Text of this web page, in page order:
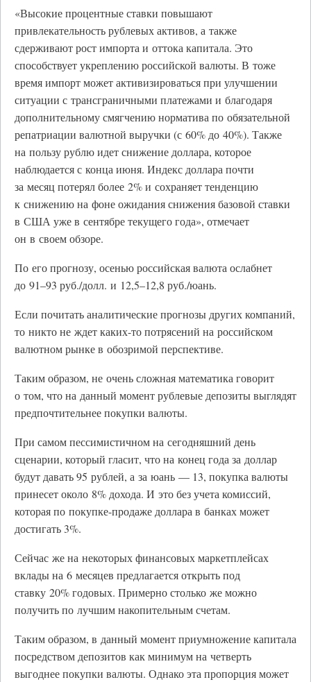
«Высокие процентные ставки повышают
привлекательность рублевых активов, а также
сдерживают рост импорта и оттока капитала. Это
способствует укреплению российской валюты. В тоже
время импорт может активизироваться при улучшении
ситуации с трансграничными платежами и благодаря
дополнительному смягчению норматива по обязательной
репатриации валютной выручки (с 60% до 40%). Также
на пользу рублю идет снижение доллара, которое
наблюдается с конца июня. Индекс доллара почти
за месяц потерял более 2% и сохраняет тенденцию
к снижению на фоне ожидания снижения базовой ставки
в США уже в сентябре текущего года», отмечает
он в своем обзоре.
По его прогнозу, осенью российская валюта ослабнет
до 91–93 руб./долл. и 12,5–12,8 руб./юань.
Если почитать аналитические прогнозы других компаний,
то никто не ждет каких-то потрясений на российском
валютном рынке в обозримой перспективе.
Таким образом, не очень сложная математика говорит
о том, что на данный момент рублевые депозиты выглядят
предпочтительнее покупки валюты.
При самом пессимистичном на сегодняшний день
сценарии, который гласит, что на конец года за доллар
будут давать 95 рублей, а за юань — 13, покупка валюты
принесет около 8% дохода. И это без учета комиссий,
которая по покупке-продаже доллара в банках может
достигать 3%.
Сейчас же на некоторых финансовых маркетплейсах
вклады на 6 месяцев предлагается открыть под
ставку 20% годовых. Примерно столько же можно
получить по лучшим накопительным счетам.
Таким образом, в данный момент приумножение капитала
посредством депозитов как минимум на четверть
выгоднее покупки валюты. Однако эта пропорция может